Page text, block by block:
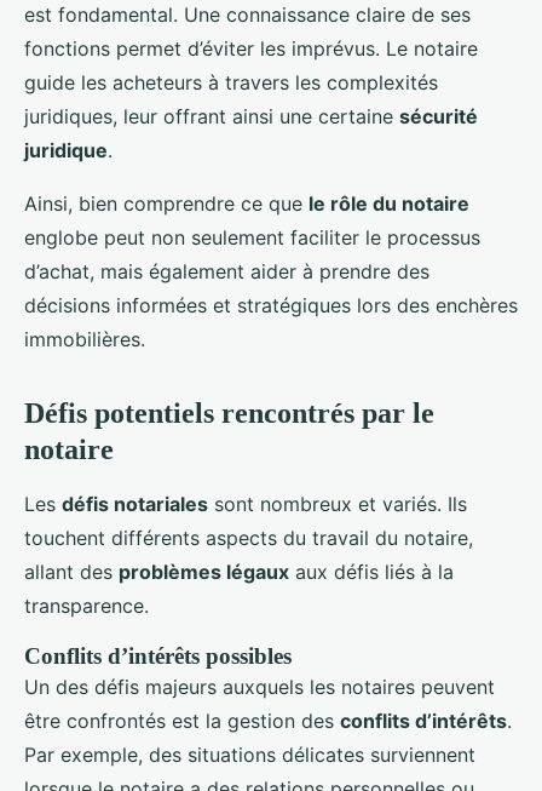
est fondamental. Une connaissance claire de ses
fonctions permet d’éviter les imprévus. Le notaire
guide les acheteurs à travers les complexités
juridiques, leur offrant ainsi une certaine sécurité
juridique.
Ainsi, bien comprendre ce que le rôle du notaire
englobe peut non seulement faciliter le processus
d’achat, mais également aider à prendre des
décisions informées et stratégiques lors des enchères
immobilières.
Défis potentiels rencontrés par le
notaire
Les défis notariales sont nombreux et variés. Ils
touchent différents aspects du travail du notaire,
allant des problèmes légaux aux défis liés à la
transparence.
Conflits d’intérêts possibles
Un des défis majeurs auxquels les notaires peuvent
être confrontés est la gestion des conflits d’intérêts.
Par exemple, des situations délicates surviennent